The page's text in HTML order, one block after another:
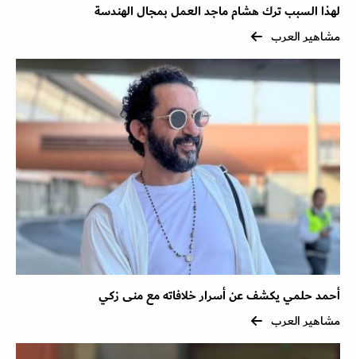
لهذا السبب ترك هشام ماجد العمل بمجال الهندسة
مشاهير العرب
أحمد حلمي يكشف عن أسرار خلافاته مع منى زكي
مشاهير العرب